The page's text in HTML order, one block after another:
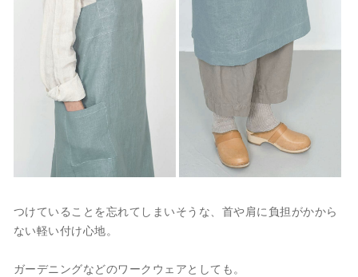
つけていることを忘れてしまいそうな、首や肩に負担がかから
ない軽い付け心地。
ガーデニングなどのワークウェアとしても。